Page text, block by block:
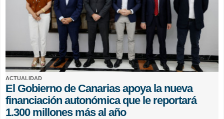
ACTUALIDAD
El Gobierno de Canarias apoya la nueva
financiación autonómica que le reportará
1.300 millones más al año